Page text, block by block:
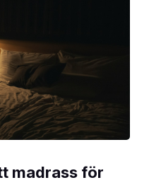
madrass för